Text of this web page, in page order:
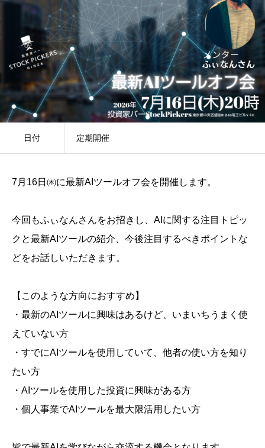
日付 定期開催
7月16日㈭に最新AIツールオフ会を開催します。
今回もふぃなんさんをお招きし、AIに関する注目トピッ
クと最新AIツールの紹介、今後注目するべきポイントな
どをお話しいただきます。
【このような方向におすすめ】
・最新のAIツールに興味はあるけど、いまいちうまく使
えていない方
・すでにAIツールを使用していて、他者の使い方を知り
たい方
・AIツールを使用した投資に興味がある方
・個人事業でAIツールを最大限活用したい方